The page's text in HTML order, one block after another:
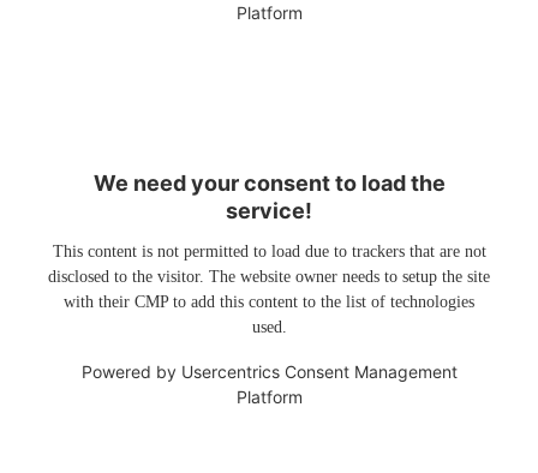
Platform
We need your consent to load the
service!
This content is not permitted to load due to trackers that are not
disclosed to the visitor. The website owner needs to setup the site
with their CMP to add this content to the list of technologies
used.
Powered by Usercentrics Consent Management
Platform